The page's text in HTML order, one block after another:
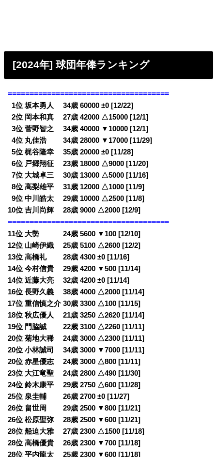
[2024年] 球団年俸ランキング
=====================================
1位 坂本勇人 34歳 60000 ±0 [12/22]
02位 岡本和真 27歳 42000 △15000 [12/1]
03位 菅野智之 34歳 40000 ▼10000 [12/1]
04位 丸佳浩 34歳 28000 ▼17000 [11/29]
05位 梶谷隆幸 35歳 20000 ±0 [11/28]
06位 戸郷翔征 23歳 18000 △9000 [11/20]
07位 大城卓三 30歳 13000 △5000 [11/16]
08位 高梨雄平 31歳 12000 △1000 [11/9]
09位 中川皓太 29歳 10000 △2500 [11/8]
10位 吉川尚輝 28歳 9000 △2000 [12/9]
=====================================
11位 大勢 24歳 5600 ▼100 [12/10]
12位 山崎伊織 25歳 5100 △2600 [12/2]
13位 高橋礼 28歳 4300 ±0 [11/16]
14位 今村信貴 29歳 4200 ▼500 [11/14]
14位 近藤大亮 32歳 4200 ±0 [11/14]
16位 長野久義 38歳 4000 △2000 [11/14]
17位 重信慎之介 30歳 3300 △100 [11/15]
18位 秋広優人 21歳 3250 △2620 [11/14]
19位 門脇誠 22歳 3100 △2260 [11/11]
20位 菊地大稀 24歳 3000 △2300 [11/11]
20位 小林誠司 34歳 3000 ▼7000 [11/11]
20位 赤星優志 24歳 3000 △800 [11/11]
23位 大江竜聖 24歳 2800 △490 [11/30]
24位 鈴木康平 29歳 2750 △600 [11/28]
25位 泉圭輔 26歳 2700 ±0 [11/27]
26位 畠世周 29歳 2500 ▼800 [11/21]
26位 松原聖弥 28歳 2500 ▼600 [11/21]
28位 船迫大雅 27歳 2300 △1500 [11/18]
28位 高橋優貴 26歳 2300 ▼700 [11/18]
28位 平内龍太 25歳 2300 ▼600 [11/18]